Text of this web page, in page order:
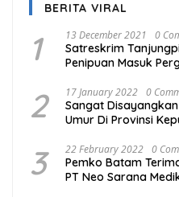
BERITA VIRAL
1 13 December 2021 0
Satreskrim
Penipuan Masuk
2 17 January 2022 0
Sangat
Umur Di Provinsi
3 22 February 2022 0
Pemko Batam
PT Neo Sarana